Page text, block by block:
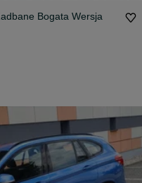
Bogata Wersja